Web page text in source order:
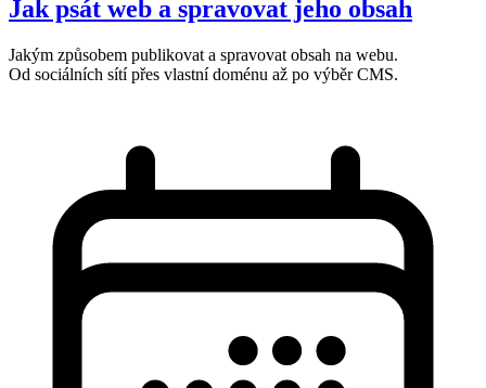
Jak psát web a spravovat jeho obsah
Jakým způsobem publikovat a spravovat obsah na webu.
Od sociálních sítí přes vlastní doménu až po výběr CMS.